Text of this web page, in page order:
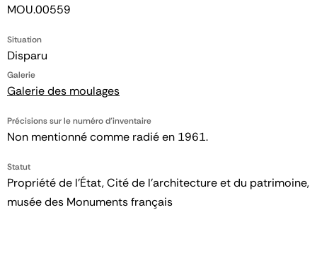
MOU.00559
Situation
Disparu
Galerie
Galerie des moulages
Précisions sur le numéro d'inventaire
Non mentionné comme radié en 1961.
Statut
Propriété de l’État, Cité de l’architecture et du patrimoine,
musée des Monuments français